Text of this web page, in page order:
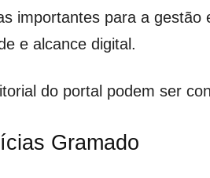
importantes para a
e alcance digital.
do portal podem ser
Gramado